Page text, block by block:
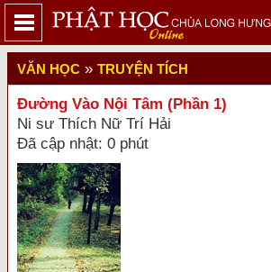
VĂN HỌC » TRUYỆN TÍCH
Đường Vào Nội Tâm (Phần 1)
Ni sư Thích Nữ Trí Hải
Đã cập nhật: 0 phút